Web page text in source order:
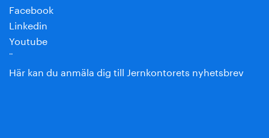
Facebook
Linkedin
Youtube
¨
Här kan du anmäla dig till Jernkontorets nyhetsbrev